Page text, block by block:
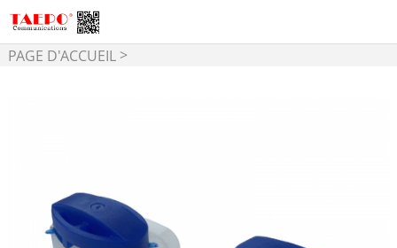
PAGE D'ACCUEIL >